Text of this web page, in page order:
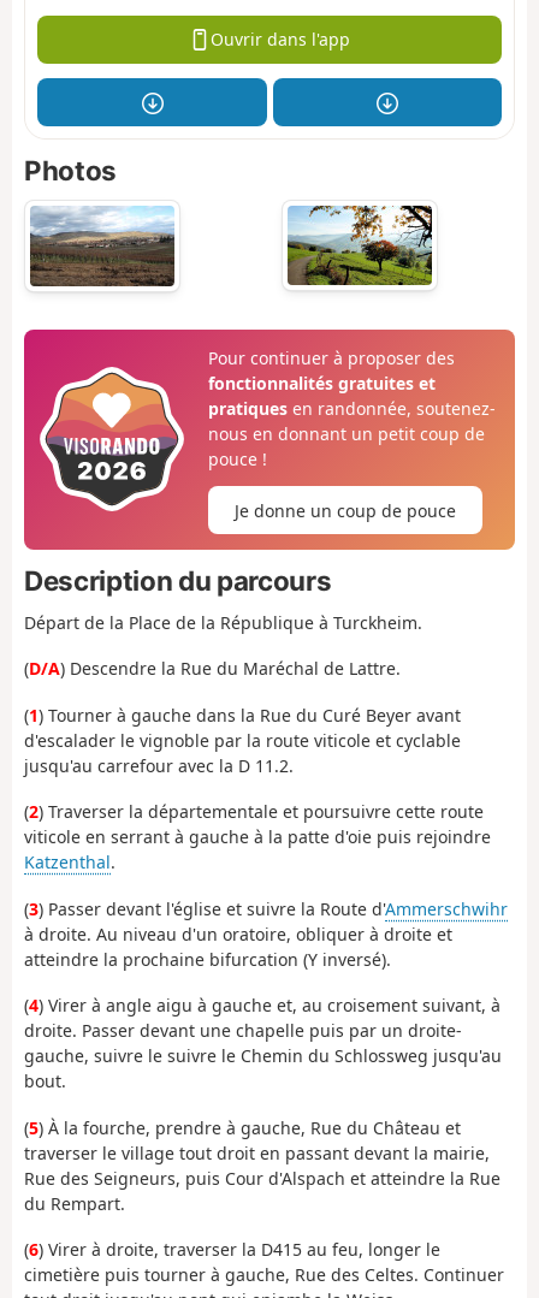
Ouvrir dans l'app
Photos
Pour continuer à proposer des
fonctionnalités gratuites et
pratiquesen randonnée, soutenez-
nous en donnant un petit coup de
pouce !
Je donne un coup de pouce
Description du parcours
Départ de la Place de la République à Turckheim.
(D/A) Descendre la Rue du Maréchal de Lattre.
(1) Tourner à gauche dans la Rue du Curé Beyer avant
d'escalader le vignoble par la route viticole et cyclable
jusqu'au carrefour avec la D 11.2.
(2) Traverser la départementale et poursuivre cette route
viticole en serrant à gauche à la patte d'oie puis rejoindre
Katzenthal.
(3) Passer devant l'église et suivre la Route d'Ammerschwihr
à droite. Au niveau d'un oratoire, obliquer à droite et
atteindre la prochaine bifurcation (Y inversé).
(4) Virer à angle aigu à gauche et, au croisement suivant, à
droite. Passer devant une chapelle puis par un droite-
gauche, suivre le suivre le Chemin du Schlossweg jusqu'au
bout.
(5) À la fourche, prendre à gauche, Rue du Château et
traverser le village tout droit en passant devant la mairie,
Rue des Seigneurs, puis Cour d'Alspach et atteindre la Rue
du Rempart.
(6) Virer à droite, traverser la D415 au feu, longer le
cimetière puis tourner à gauche, Rue des Celtes. Continuer